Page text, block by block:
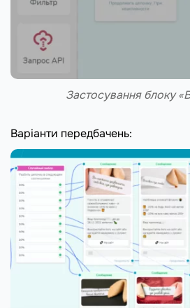
Застосування блоку
Варіанти передбачень: